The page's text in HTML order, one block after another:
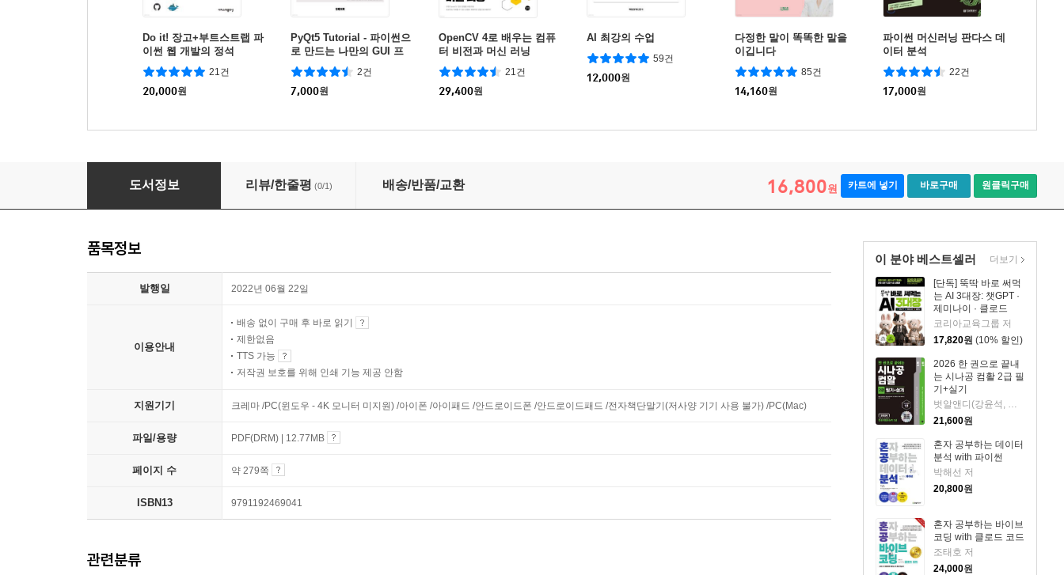
Do it! 장고+부트스트랩 파
이썬 웹 개발의 정석
21건
20,000원
PyQt5 Tutorial - 파이썬으
로 만드는 나만의 GUI 프
로그램
2건
7,000원
OpenCV 4로 배우는 컴퓨
터 비전과 머신 러닝
21건
29,400원
AI 최강의 수업
59건
12,000원
다정한 말이 똑똑한 말을
이깁니다
85건
14,160원
파이썬 머신러닝 판다스 데
이터 분석
22건
17,000원
효율성이 배가되는 WSL2 가이드북
도서정보 리뷰/한줄평 (0/1) 배송/반품/교환 16,800원 카트에 넣기 바로구매 원클릭구매
이 분야 베스트셀러
[단독] 뚝딱 바로 써먹
는 AI 3대장: 챗GPT ·
제미나이 · 클로드
코리아교육그룹 저
17,820원 (10% 할인)
2026 한 권으로 끝내
는 시나공 컴활 2급 필
기+실기
벗알앤디(강윤석, 김용갑, 김우경, 김종일) 저
21,600원
혼자 공부하는 데이터
분석 with 파이썬
박해선 저
20,800원
혼자 공부하는 바이브
코딩 with 클로드 코드
조태호 저
24,000원
더보기
품목정보
발행일 2022년 06월 22일
이용안내
배송 없이 구매 후 바로 읽기
제한없음
TTS 가능
저작권 보호를 위해 인쇄 기능 제공 안함
지원기기 크레마 /PC(윈도우 - 4K 모니터 미지원) /아이폰 /아이패드 /안드로이드폰 /안드로이드패드 /전자책단말기(저사양 기기 사용 불가) /PC(Mac)
파일/용량 PDF(DRM) | 12.77MB
페이지 수 약 279쪽
ISBN13 9791192469041
관련분류